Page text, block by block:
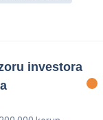
investora